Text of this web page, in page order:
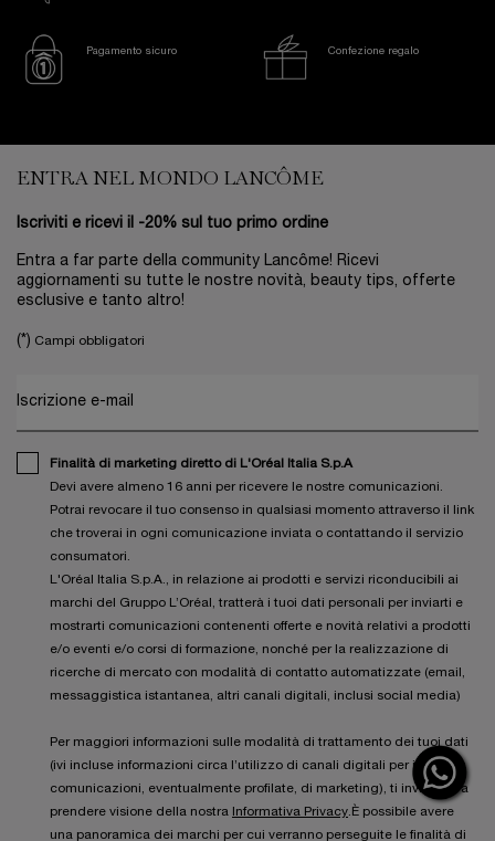
Pagamento sicuro Confezione regalo
ENTRA NEL MONDO LANCÔME
Iscriviti e ricevi il -20% sul tuo primo ordine
Entra a far parte della community Lancôme! Ricevi
aggiornamenti su tutte le nostre novità, beauty tips, offerte
esclusive e tanto altro!
(*) Campi obbligatori
Iscrizione e-mail
Finalità di marketing diretto di L'Oréal Italia S.p.A
Devi avere almeno 16 anni per ricevere le nostre comunicazioni.
Potrai revocare il tuo consenso in qualsiasi momento attraverso il link
che troverai in ogni comunicazione inviata o contattando il servizio
consumatori.
L'Oréal Italia S.p.A., in relazione ai prodotti e servizi riconducibili ai
marchi del Gruppo L’Oréal, tratterà i tuoi dati personali per inviarti e
mostrarti comunicazioni contenenti offerte e novità relativi a prodotti
e/o eventi e/o corsi di formazione, nonché per la realizzazione di
ricerche di mercato con modalità di contatto automatizzate (email,
messaggistica istantanea, altri canali digitali, inclusi social media)
Per maggiori informazioni sulle modalità di trattamento dei tuoi dati
(ivi incluse informazioni circa l’utilizzo di canali digitali per inviarti
comunicazioni, eventualmente profilate, di marketing), ti invitiamo a
prendere visione della nostra
Informativa Privacy .È possibile avere
una panoramica dei marchi per cui verranno perseguite le finalità di